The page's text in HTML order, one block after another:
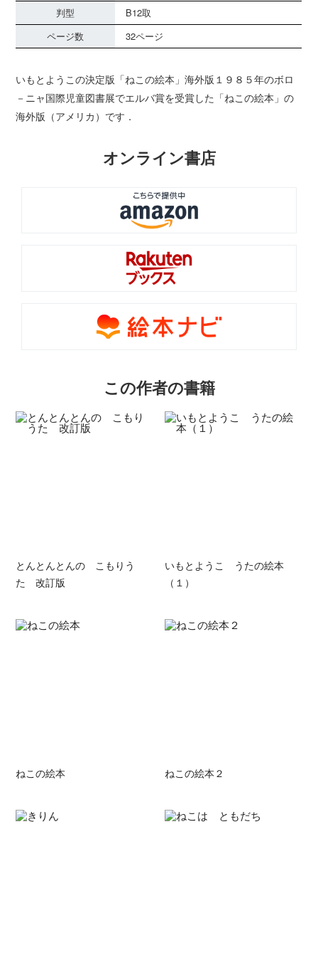
判型
B12取
ページ数
32ページ
いもとようこの決定版「ねこの絵本」海外版１９８５年のボロ
－ニャ国際児童図書展でエルバ賞を受賞した「ねこの絵本」の
海外版（アメリカ）です．
オンライン書店
この作者の書籍
とんとんとんの こもりう
た 改訂版
いもとようこ うたの絵本
（１）
ねこの絵本 ねこの絵本２